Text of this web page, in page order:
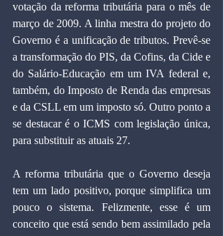
votação da reforma tributária para o mês de
março de 2009. A linha mestra do projeto do
Governo é a unificação de tributos. Prevê-se
a transformação do PIS, da Cofins, da Cide e
do Salário-Educação em um IVA federal e,
também, do Imposto de Renda das empresas
e da CSLL em um imposto só. Outro ponto a
se destacar é o ICMS com legislação única,
para substituir as atuais 27.
A reforma tributária que o Governo deseja
tem um lado positivo, porque simplifica um
pouco o sistema. Felizmente, esse é um
conceito que está sendo bem assimilado pela